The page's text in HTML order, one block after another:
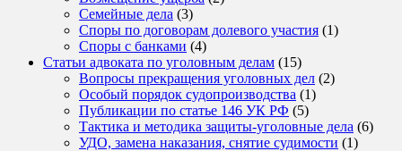
Семейные дела (3)
Споры по договорам долевого участия (1)
Споры с банками (4)
Статьи адвоката по уголовным делам (15)
Вопросы прекращения уголовных дел (2)
Особый порядок судопроизводства (1)
Публикации по статье 146 УК РФ (5)
Тактика и методика защиты-уголовные дела (6)
УДО, замена наказания, снятие судимости (1)